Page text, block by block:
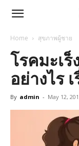
345Health
Home สุขภาพผู้ชาย
โรคมะเ
อย่างไร
By admin - May 12,